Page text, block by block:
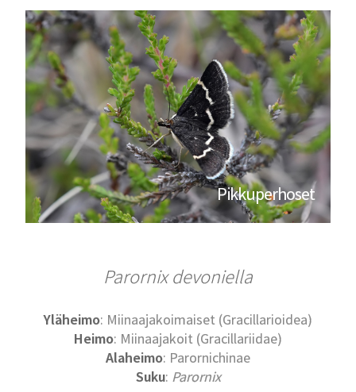
Pikkuperhoset
Parornix devoniella
Yläheimo: Miinaajakoimaiset (Gracillarioidea)
Heimo: Miinaajakoit (Gracillariidae)
Alaheimo: Parornichinae
Suku: Parornix